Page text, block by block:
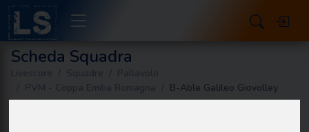
Scheda Squadra
B-Able Galileo Giovolley